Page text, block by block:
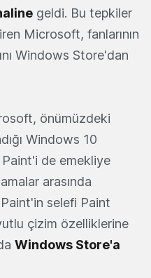
geldi. Bu tepkiler
Microsoft, fanlarının
Windows Store'dan
önümüzdeki
Windows 10
de emekliye
arasında
selefi Paint
çizim özelliklerine
Windows Store'a